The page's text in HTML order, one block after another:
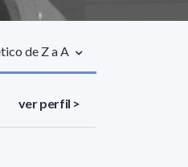
de Z a A
ver perfil >